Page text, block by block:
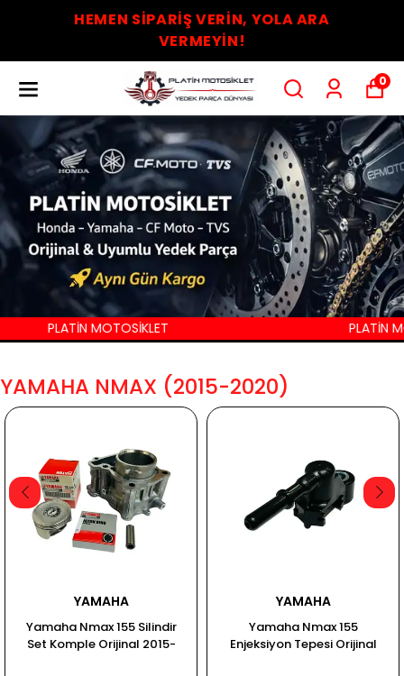
HEMEN SİPARİŞ VERİN, YOLA ARA
VERMEYİN!
0
PLATİN MOTOSİKLET PLATİN
YAMAHA NMAX (2015-2020)
YAMAHA
Yamaha Nmax 155 Silindir
Set Komple Orijinal 2015-
YAMAHA
Yamaha Nmax 155
Enjeksiyon Tepesi Orijinal